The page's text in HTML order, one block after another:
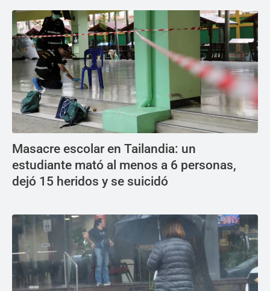
Masacre escolar en Tailandia: un
estudiante mató al menos a 6 personas,
dejó 15 heridos y se suicidó